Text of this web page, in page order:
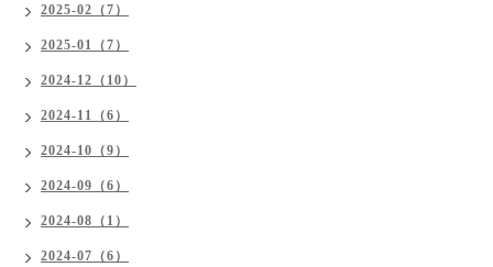
2025-02（7）
2025-01（7）
2024-12（10）
2024-11（6）
2024-10（9）
2024-09（6）
2024-08（1）
2024-07（6）